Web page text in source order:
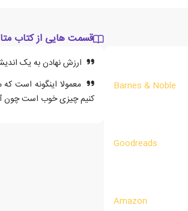
Barnes & Noble
Goodreads
Amazon
قسمت هایی از کتاب
ارزش نهادن به یک
معمولا اینگونه است
کنیم چیزی خوب است چون